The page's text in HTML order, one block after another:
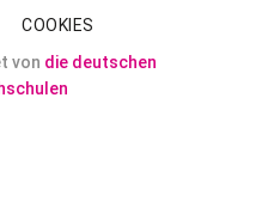
COOKIES
von die deutschen